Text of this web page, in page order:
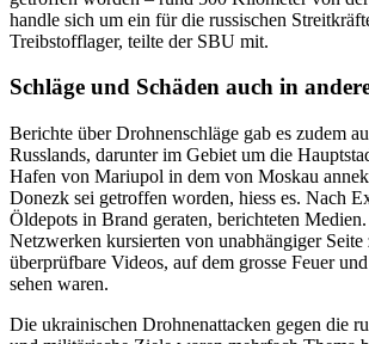
handle sich um ein für die russischen
Treibstofflager, teilte der SBU mit.
Schläge und Schäden auch in
Berichte über Drohnenschläge gab es zudem
Russlands, darunter im Gebiet um die
Hafen von Mariupol in dem von Moskau
Donezk sei getroffen worden, hiess es. Nach
Öldepots in Brand geraten, berichteten
Netzwerken kursierten von unabhängiger Seite
überprüfbare Videos, auf dem grosse Feuer
sehen waren.
Die ukrainischen Drohnenattacken gegen die